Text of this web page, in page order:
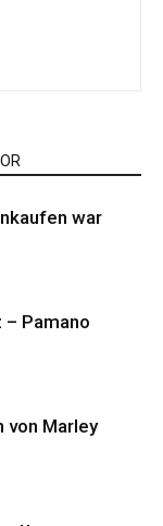
war
– Pamano
von Marley